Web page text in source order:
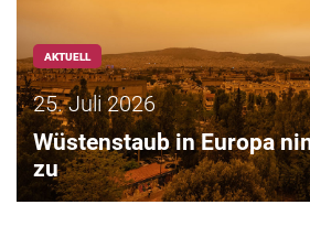
AKTUELL
25. Juli 2026
Wüstenstaub in Europa
zu